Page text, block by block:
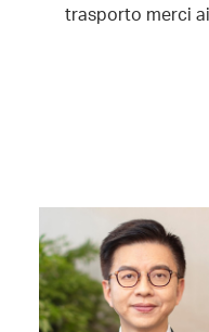
trasporto merci